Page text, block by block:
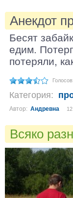
Анекдот
Бесят
едим.
потеряли,
Категория:
Автор: Андревна
Всяко